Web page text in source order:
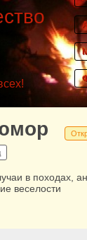
в походах,
веселости